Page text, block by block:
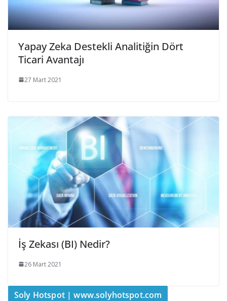
Yapay Zeka Destekli Analitiğin Dört
Ticari Avantajı
27 Mart 2021
İş Zekası (BI) Nedir?
26 Mart 2021
Soly Hotspot | www.solyhotspot.com